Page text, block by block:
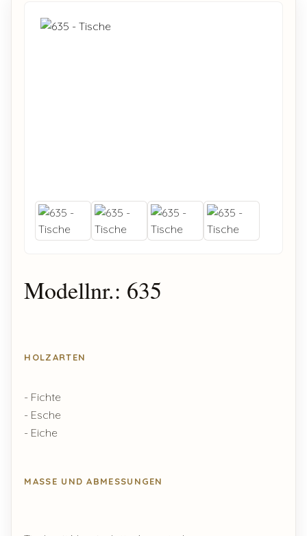
Modellnr.: 635
HOLZARTEN
- Fichte
- Esche
- Eiche
MASSE UND ABMESSUNGEN